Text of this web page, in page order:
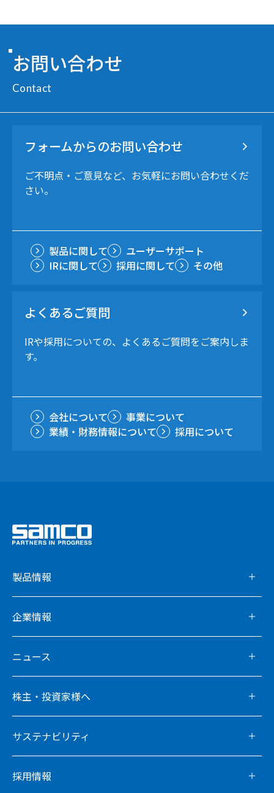
お問い合わせ
Contact
フォームからのお問い合わせ
ご不明点・ご意見など、お気軽にお問い合わせくだ
さい。
製品に関して
ユーザーサポート
IRに関して
採用に関して その他
よくあるご質問
IRや採用についての、よくあるご質問をご案内しま
す。
会社について
事業について
業績・財務情報について
採用について
製品情報
企業情報
ニュース
株主・投資家様へ
サステナビリティ
採用情報